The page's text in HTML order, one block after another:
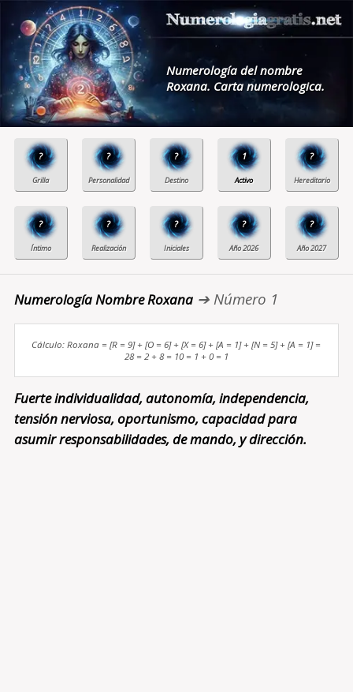
Numerología del nombre
Roxana. Carta numerologica.
? ? ? 1 ?
? ? ? ? ?
Numerología Nombre Roxana➔ Número 1
Cálculo: Roxana = [R = 9] + [O = 6] + [X = 6] + [A = 1] + [N = 5] + [A = 1] =
28 = 2 + 8 = 10 = 1 + 0 = 1
Fuerte individualidad, autonomía, independencia,
tensión nerviosa, oportunismo, capacidad para
asumir responsabilidades, de mando, y dirección.